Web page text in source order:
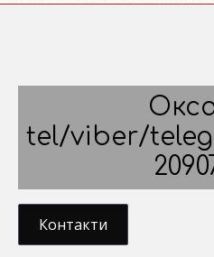
tel/viber/
Контакти